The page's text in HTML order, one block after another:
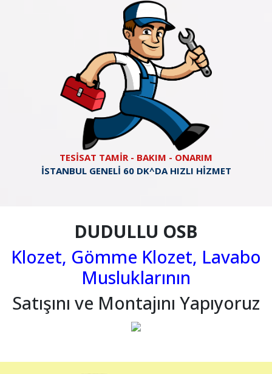
TESİSAT TAMİR - BAKIM - ONARIM
İSTANBUL GENELİ 60 DK^DA HIZLI HİZMET
DUDULLU OSB
Klozet, Gömme Klozet, Lavabo
Musluklarının
Satışını ve Montajını Yapıyoruz